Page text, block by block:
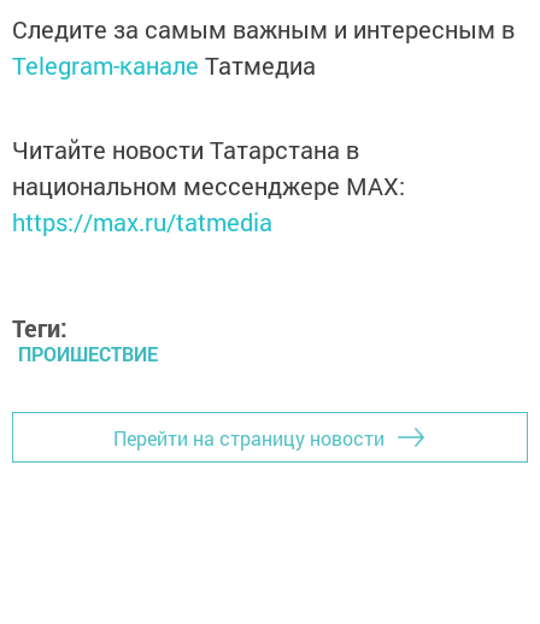
Следите за самым важным и интересным в
Telegram-канале Татмедиа
Читайте новости Татарстана в
национальном мессенджере MАХ:
https://max.ru/tatmedia
Теги:
ПРОИШЕСТВИЕ
Перейти на страницу новости